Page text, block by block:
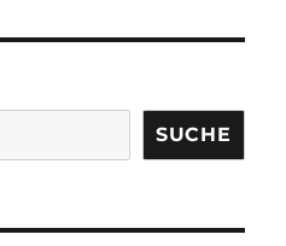
SUCHE